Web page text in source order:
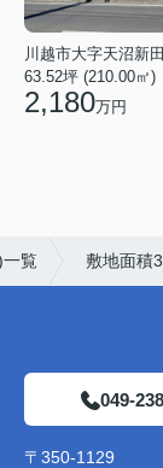
川越市大字天沼新田
63.52坪 (210.00㎡)
2,180万円
覧 敷地面
049-
〒350-1129